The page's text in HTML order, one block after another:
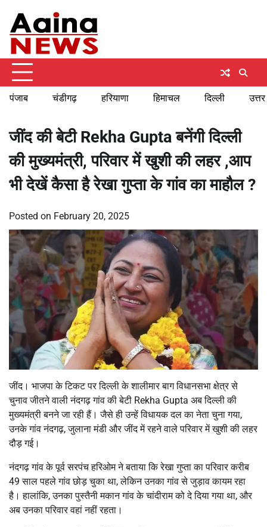
content
पंजाब चंडीगढ़ हरियाणा हिमाचल दिल्ली
जींद की बेटी Rekha Gupta बनेंगी दिल्ली
की मुख्यमंत्री, परिवार में खुशी की लहर ,आप
भी देखें कैसा है रेखा गुप्ता के गांव का माहौल ?
Posted on February 20, 2025
जींद। भाजपा के टिकट पर दिल्ली के शालीमार बाग विधानसभा क्षेत्र से
चुनाव जीतने वाली नंदगढ़ गांव की बेटी Rekha Gupta अब दिल्ली की
मुख्यमंत्री बनने जा रही हैं। जैसे ही उन्हें विधायक दल का नेता चुना गया,
उनके गांव नंदगढ़, जुलाना मंडी और जींद में रहने वाले परिवार में खुशी की लहर
दौड़ गई।
नंदगढ़ गांव के पूर्व सरपंच हरिओम ने बताया कि रेखा गुप्ता का परिवार करीब
49 साल पहले गांव छोड़ चुका था, लेकिन उनका गांव से जुड़ाव कायम रहा
है। हालांकि, उनका पुस्तैनी मकान गांव के चांदीराम को दे दिया गया था, और
अब उनका परिवार वहां नहीं रहता।